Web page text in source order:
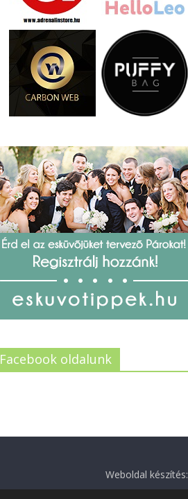
Facebook oldalunk
Weboldal készítés: